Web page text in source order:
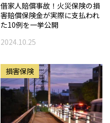
借家人賠償事故！火災保険の損
害賠償保険金が実際に支払われ
た10例を一挙公開
2024.10.25
損害保険